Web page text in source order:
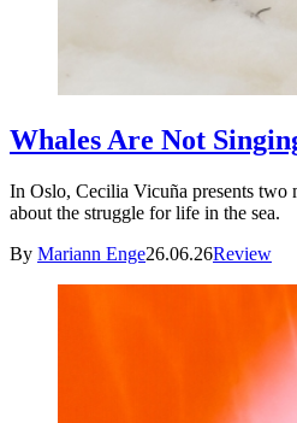
Whales Are Not
In Oslo, Cecilia Vicuña presents two
about the struggle for life in the sea.
By Mariann Enge26.06.26Review